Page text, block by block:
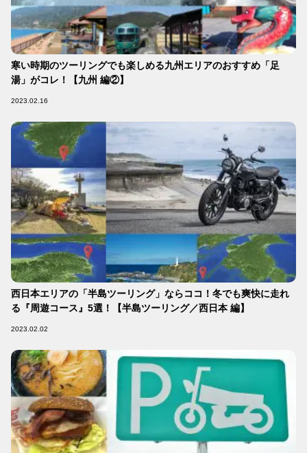
寒い時期のツーリングでも楽しめる九州エリアのおすすめ「足
湯」がコレ！【九州 編②】
2023.02.16
西日本エリアの「半島ツーリング」ならココ！冬でも爽快に走れ
る『周遊コース』5選！【半島ツーリング／西日本 編】
2023.02.02